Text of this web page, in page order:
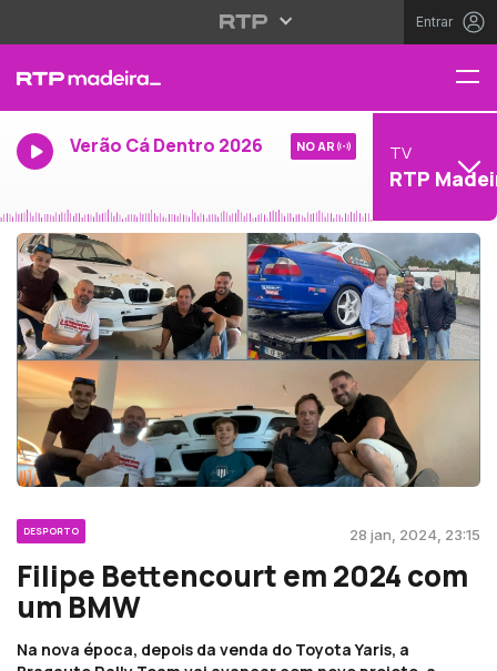
Entrar
Verão Cá Dentro 2026 NO AR TV
RTP
DESPORTO 28 jan, 2024, 23:15
Filipe Bettencourt em 2024 com
um BMW
Na nova época, depois da venda do Toyota Yaris, a